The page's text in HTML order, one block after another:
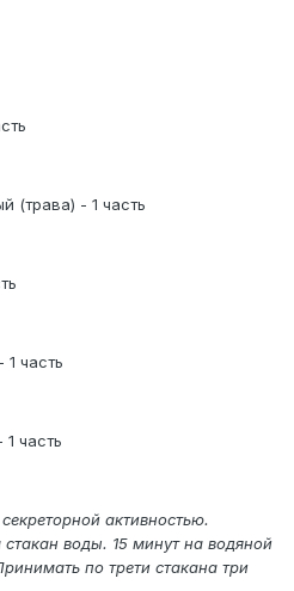
(трава) - 1 часть
часть
часть
активностью.
воды. 15 минут на водяной
по трети стакана три